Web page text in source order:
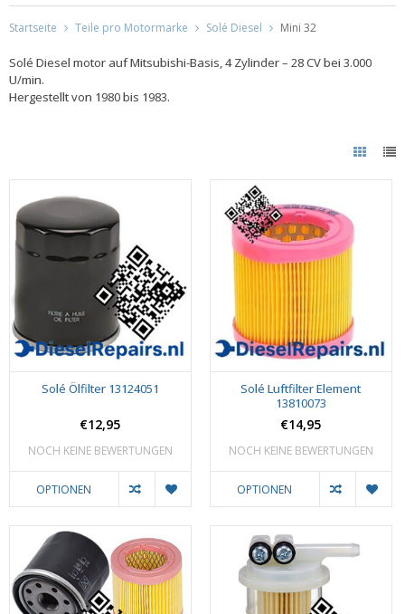
Startseite Teile pro Motormarke Solé Diesel Mini 32
Solé Diesel motor auf Mitsubishi-Basis, 4 Zylinder – 28 CV bei 3.000
U/min.
Hergestellt von 1980 bis 1983.
Solé Ölfilter 13124051
€12,95
NOCH KEINE BEWERTUNGEN
OPTIONEN
Solé Luftfilter Element
13810073
€14,95
NOCH KEINE BEWERTUNGEN
OPTIONEN